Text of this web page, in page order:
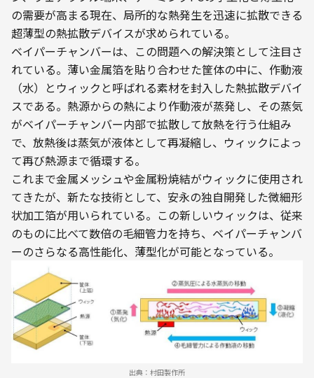
の需要が高まる現在、局所的な熱発生を迅速に拡散できる
超薄型の熱拡散デバイスが求められている。
ベイパーチャンバーは、この問題への解決策として注目さ
れている。薄い金属箔を貼り合わせた筐体の中に、作動液
（水）とウィックと呼ばれる素材を封入した熱拡散デバイ
スである。熱源からの熱により作動液が蒸発し、その蒸気
がベイパーチャンバー内部で拡散して放熱を行う仕組み
で、放熱後は蒸気が液体として再凝縮し、ウィックによっ
て再び熱源まで循環する。
これまで金属メッシュや金属粉焼結がウィックに使用され
てきたが、新たな技術として、安永の独自開発した微細形
状加工箔が用いられている。この新しいウィックは、従来
のものに比べて数倍の毛細管力を持ち、ベイパーチャンバ
出典：村田製作所